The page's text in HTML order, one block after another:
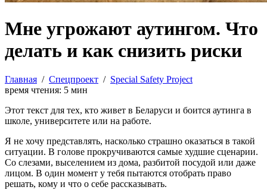
Мне угрожают аутингом. Что
делать и как снизить риски
Главная / Спецпроект / Special Safety Project
время чтения: 5 мин
Этот текст для тех, кто живет в Беларуси и боится аутинга в
школе, университете или на работе.
Я не хочу представлять, насколько страшно оказаться в такой
ситуации. В голове прокручиваются самые худшие сценарии.
Со слезами, выселением из дома, разбитой посудой или даже
лицом. В один момент у тебя пытаются отобрать право
решать, кому и что о себе рассказывать.